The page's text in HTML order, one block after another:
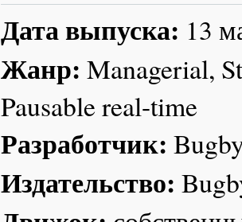
Дата выпуска: 13
Жанр: Managerial,
Pausable real-time
Разработчик:
Издательство: